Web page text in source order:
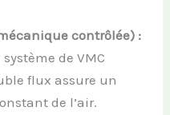
contrôlée) :
de VMC
flux assure un
de l’air.